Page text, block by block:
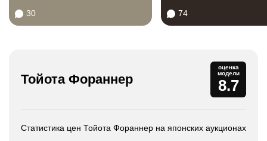
30 74
Тойота Фораннер
оценка
модели
8.7
Статистика цен Тойота Фораннер на японских аукционах